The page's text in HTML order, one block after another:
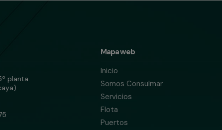
planta.
Mapa web
Inicio
Somos Consulmar
Servicios
Flota
Puertos